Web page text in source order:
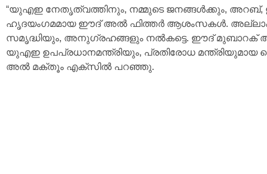
“യുഎഇ നേതൃത്വത്തിനും, നമ്മുടെ ജനങ്ങൾക്കും,
ഹൃദയംഗമമായ ഈദ് അൽ ഫിത്തർ ആശംസകൾ.
സമൃദ്ധിയും, അനുഗ്രഹങ്ങളും നൽകട്ടെ. ഈദ് മുബാറക്
യുഎഇ ഉപപ്രധാനമന്ത്രിയും, പ്രതിരോധ മന്ത്രിയുമായ
അൽ മക്തൂം എക്‌സിൽ പറഞ്ഞു.